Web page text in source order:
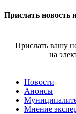
Прислать новость
Прислать вашу
на
Новости
Анонсы
Мнение